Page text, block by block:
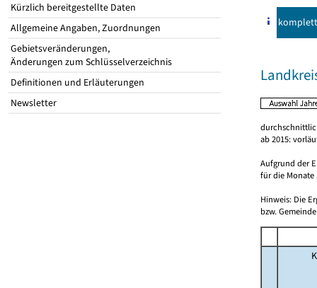
Kürzlich bereitgestellte Daten
Allgemeine Angaben, Zuordnungen
Gebietsveränderungen,
Änderungen zum Schlüsselverzeichnis
Definitionen und Erläuterungen
Newsletter
komplett
ab 2015:
Aufgrund der
für die Monate
Hinweis: Die
bzw.